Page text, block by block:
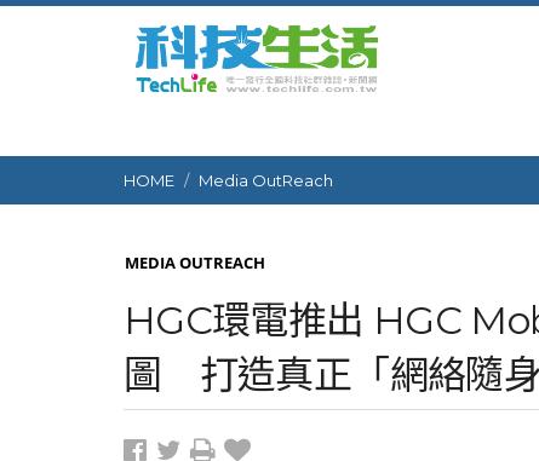
HOME Media OutReach
MEDIA OUTREACH
HGC環電推出 HGC
圖 打造真正「網絡隨